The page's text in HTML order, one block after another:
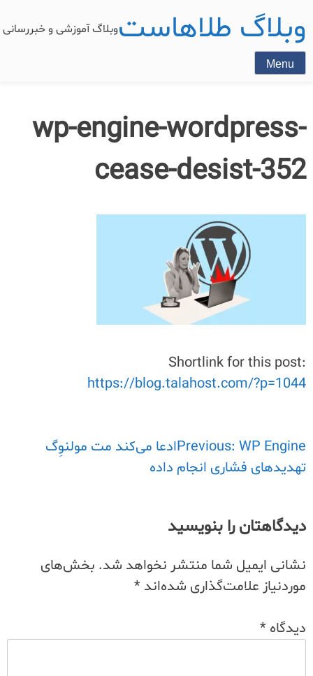
وبلاگ طلاهاستوبلاگ آموزشی و
Menu
wp-engine-wordpress-
cease-desist-352
Shortlink for this post:
https://blog.talahost.com/?p=1044
راهبری
نوشته
Previous:WP Engineادعا می‌کند مت مولنوِگ
تهدیدهای فشاری انجام داده
دیدگاهتان را بنویسید
نشانی ایمیل شما منتشر نخواهد شد. بخش‌های
موردنیاز علامت‌گذاری شده‌اند *
دیدگاه *